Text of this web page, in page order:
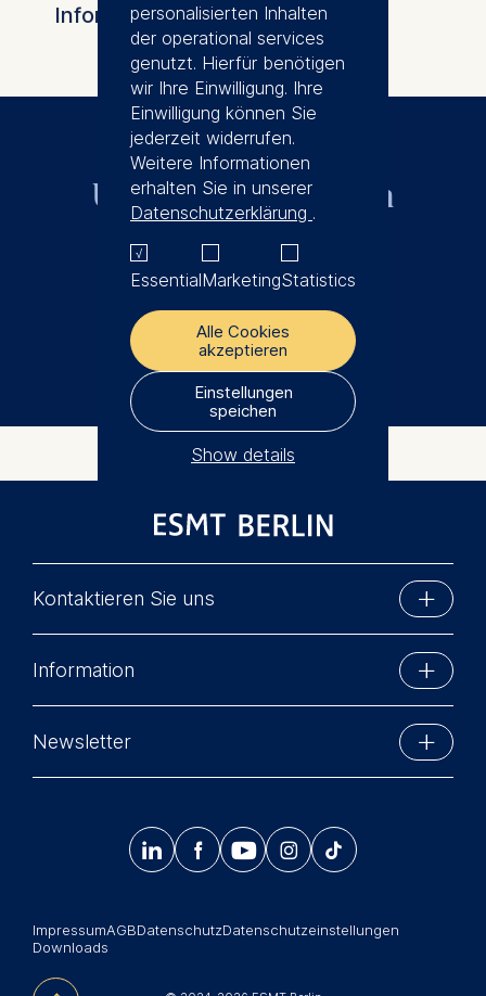
Informationen zusenden.
Unsere Seminare im
Überblick
Broschüre herunterladen
Kontaktieren Sie uns
Schlossplatz 1
10178 Berlin, Germany
Phone: +49 30 212 31 0
Information
Summer School
Newsroom
中文网站
Newsletter
Jetzt anmelden
ImpressumAGBDatenschutzDatenschutzeinstellungen
Downloads
    𝄞
personalisierten Inhalten
der operational services
genutzt. Hierfür benötigen
wir Ihre Einwilligung. Ihre
Einwilligung können Sie
jederzeit widerrufen.
Weitere Informationen
erhalten Sie in unserer
Datenschutzerklärung .
EssentialMarketingStatistics
Alle Cookies
akzeptieren
Einstellungen
speichen
Show details
for data processing is
Management and
Germany
following purposes:
Analyzing website
Improving our services
Marketing and
The following types of data
IP address